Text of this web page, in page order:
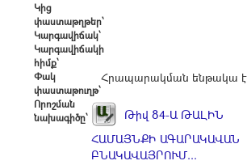
Կից
փաստաթղթեր՝
Կարգավիճակ՝
Կարգավիճակի
հիմք՝
Փակ
փաստաթուղթ՝
Հրապարակման ենթակա է
Որոշման
նախագիծը՝
Թիվ 84-Ա ԹԱԼԻՆ
ՀԱՄԱՅՆՔԻ ԱԳԱՐԱԿԱՎԱՆ
ԲՆԱԿԱՎԱՅՐՈՒՄ...